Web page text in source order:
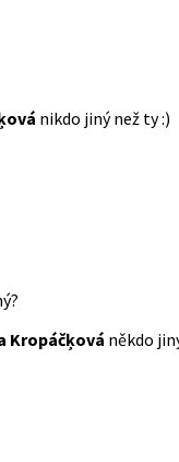
nikdo jiný než ty :)
Kropáčķová někdo